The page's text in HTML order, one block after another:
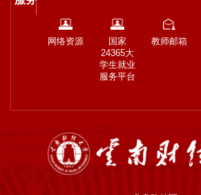
网络资源
国家
24365大
学生就业
服务平台
教师邮箱